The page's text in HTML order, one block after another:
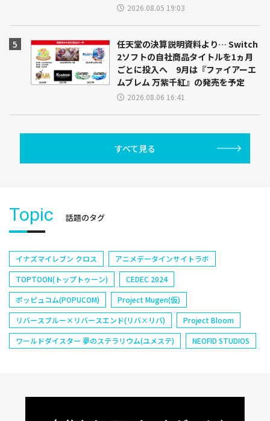
2026.08.05 19:03
任天堂の決算説明資料より… Switch
2ソフトの自社商品タイトルを1ヵ月
ごとに投入へ 9月は『ファイアーエ
ムブレム 万紫千紅』の発売を予定
2026.08.06 16:41
すべて見る
Topic 話題のタグ
イナズマイレブン クロス
アニメデータインサイトラボ
TOPTOON(トップトゥーン)
CEDEC 2024
ポッピュコム(POPUCOM)
Project Mugen(仮)
リバースブルー×リバースエンド(リバ×リバ)
Project Bloom
ワールドダイスター 夢のステラリウム(ユメステ)
NEOFID STUDIOS